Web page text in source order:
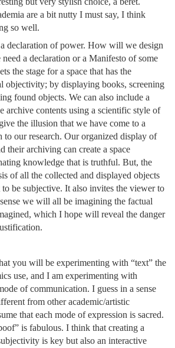
are a bit nutty I must say, I think
so well.
declaration of power. How will we design
a declaration or a Manifesto of some
the stage for a space that has the
objectivity; by displaying books, screening
found objects. We can also include a
archive contents using a scientific style of
the illusion that we have come to a
to our research. Our organized display of
their archiving can create a space
knowledge that is truthful. But, the
of all the collected and displayed objects
be subjective. It also invites the viewer to
we will all be imagining the factual
which I hope will reveal the danger
you will be experimenting with “text” the
use, and I am experimenting with
of communication. I guess in a sense
from other academic/artistic
that each mode of expression is sacred.
is fabulous. I think that creating a
is key but also an interactive